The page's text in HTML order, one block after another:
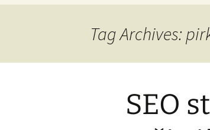
Tag Archives:
SEO